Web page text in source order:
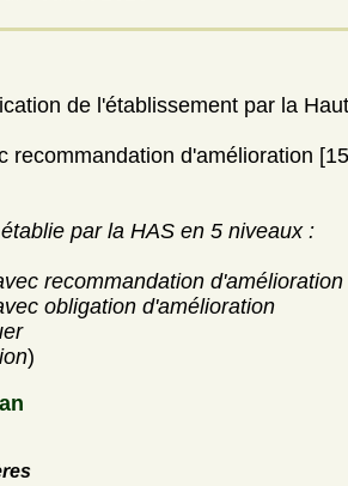
de l'établissement par la
recommandation d'amélioration [15
par la HAS en 5 niveaux :
recommandation d'amélioration
obligation d'amélioration
)